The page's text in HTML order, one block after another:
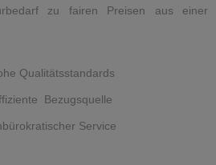
zu fairen Preisen aus einer
Qualitätsstandards
Bezugsquelle
Service